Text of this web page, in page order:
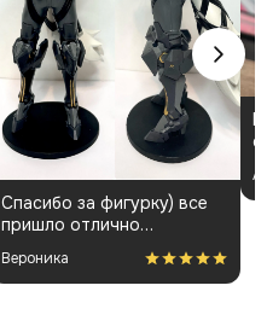
Спасибо за фигурку) все
пришло отлично
упакованным. Отдельная
благодарность за
покраску модели.
Вероника